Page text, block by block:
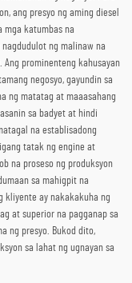
ang presyo ng aming diesel
mga katumbas na
ng malinaw na
prominenteng kahusayan
negosyo, gayundin sa
ng matatag at maaasahang
sa badyet at hindi
na establisadong
tatak ng engine at
na proseso ng produksyon
sa mahigpit na
kliyente ay nakakakuha ng
at superior na pagganap sa
ng presyo. Bukod dito,
sa lahat ng ugnayan sa